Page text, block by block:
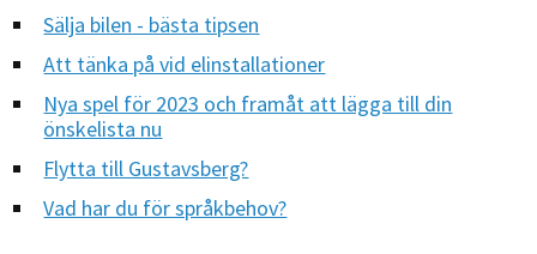
Sälja bilen - bästa tipsen
Att tänka på vid elinstallationer
Nya spel för 2023 och framåt att lägga till din
önskelista nu
Flytta till Gustavsberg?
Vad har du för språkbehov?